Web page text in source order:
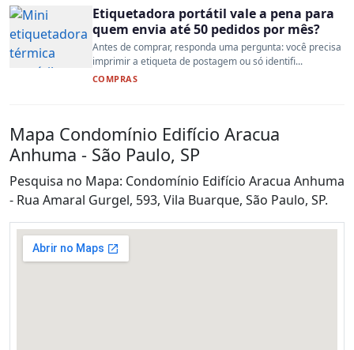
Etiquetadora portátil vale a pena para
quem envia até 50 pedidos por mês?
Antes de comprar, responda uma pergunta: você precisa
imprimir a etiqueta de postagem ou só identifi...
COMPRAS
Mapa Condomínio Edifício Aracua
Anhuma - São Paulo, SP
Pesquisa no Mapa: Condomínio Edifício Aracua Anhuma
- Rua Amaral Gurgel, 593, Vila Buarque, São Paulo, SP.